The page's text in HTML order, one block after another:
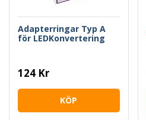
Adapterringar Typ A
för LEDKonvertering
124 Kr
KÖP